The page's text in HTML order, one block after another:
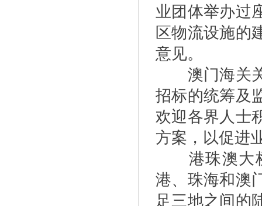
业团体举办过
区物流设施的
意见。
澳门海关关
招标的统筹及
欢迎各界人士
方案，以促进
港珠澳大桥
港、珠海和澳
足三地之间的